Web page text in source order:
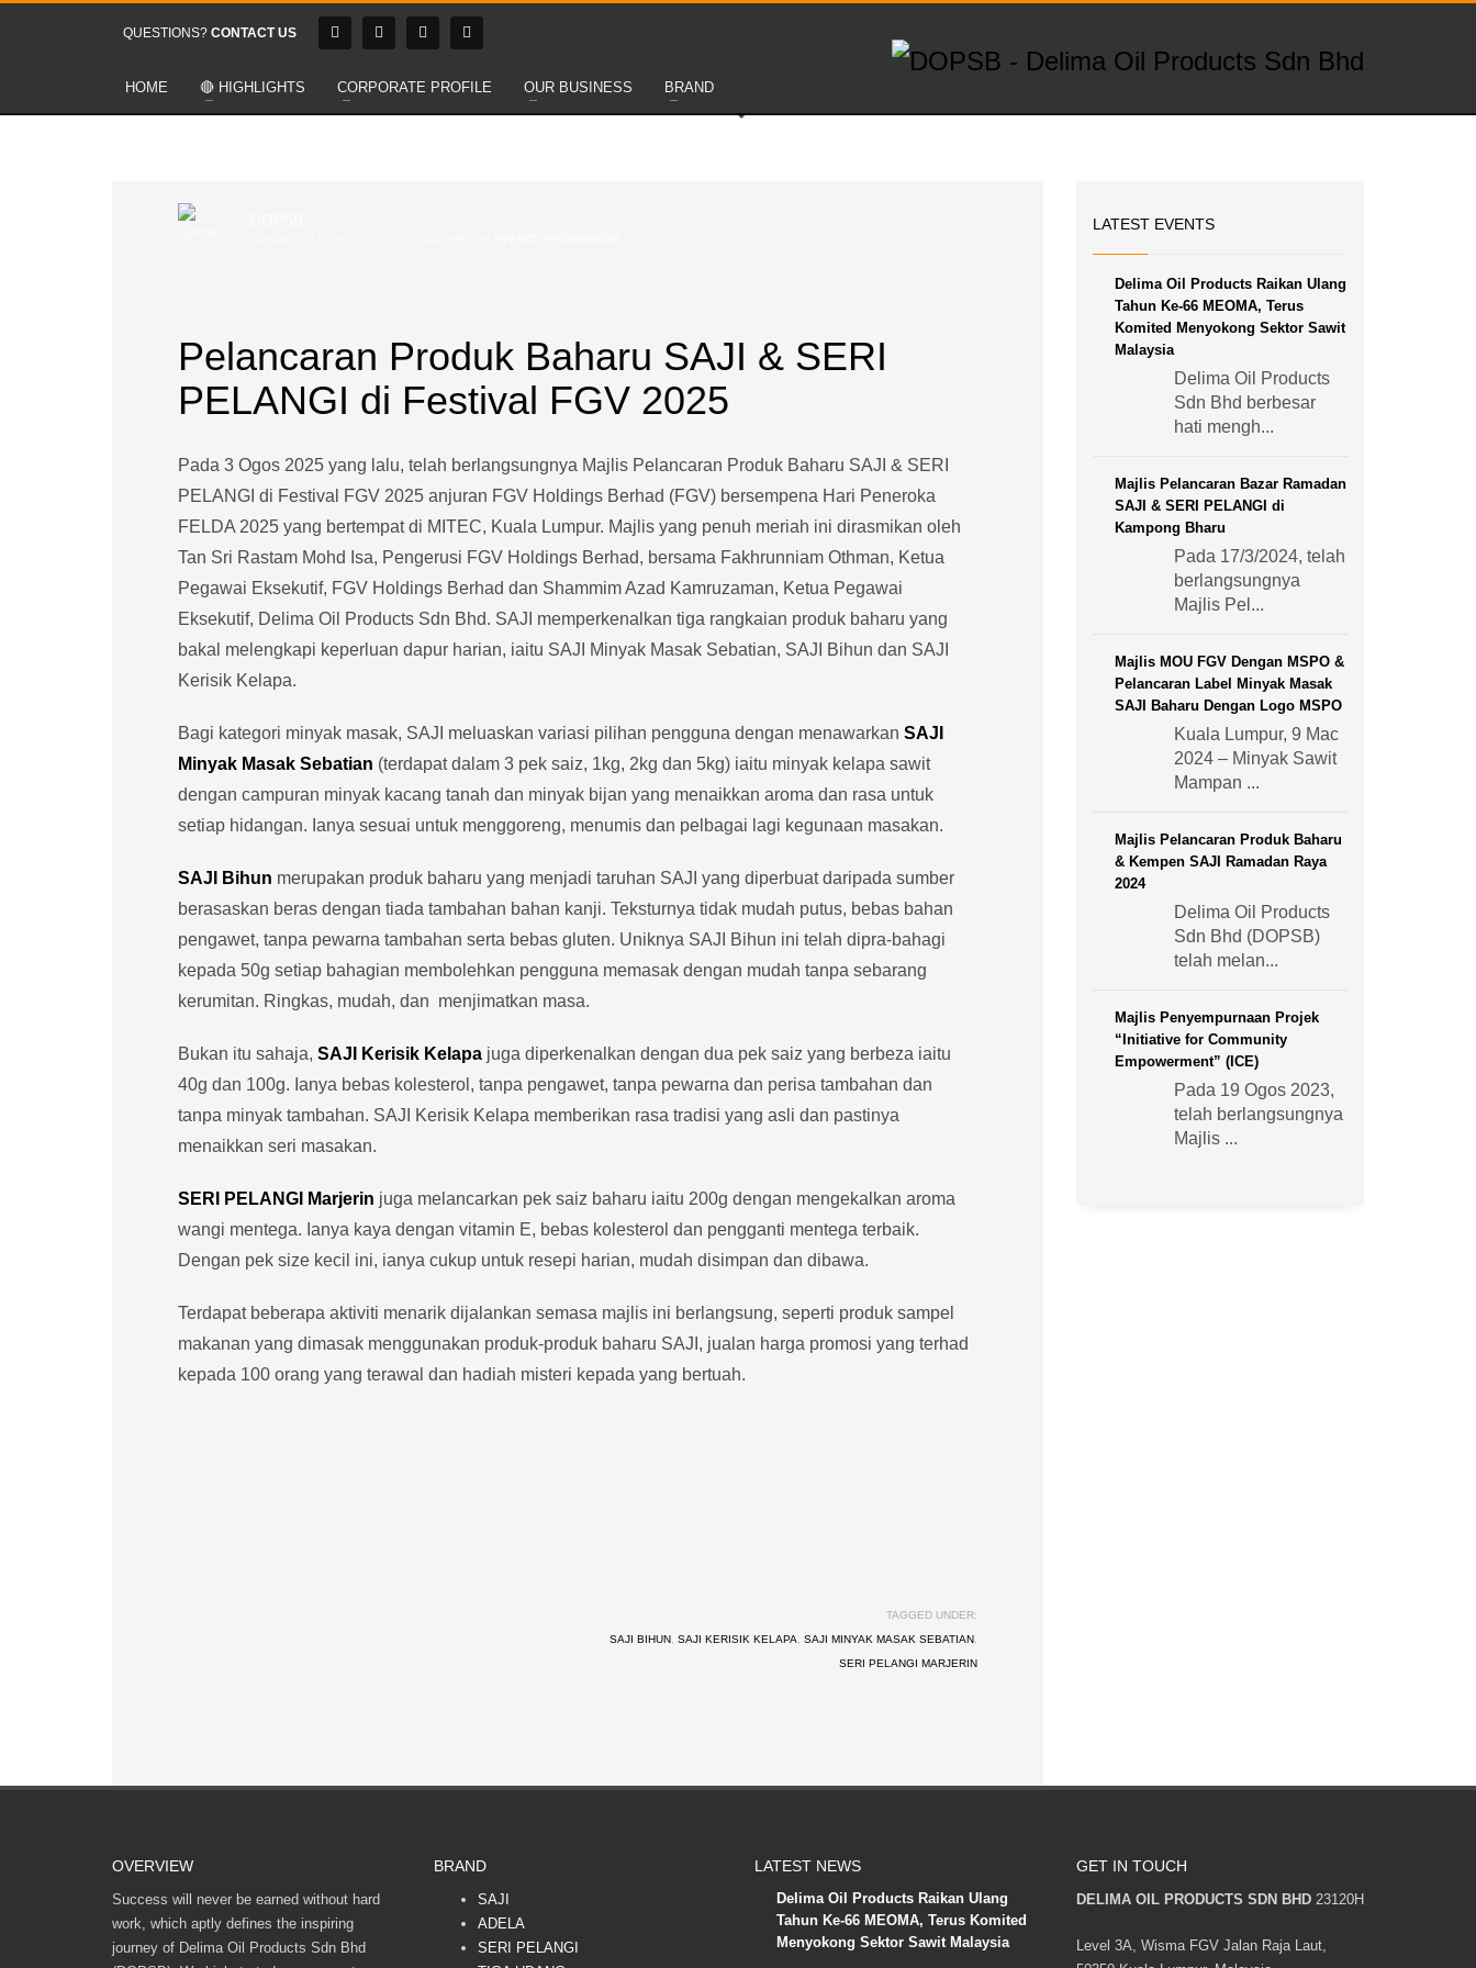
QUESTIONS? CONTACT US
HOME 🔴 HIGHLIGHTS CORPORATE PROFILE OUR BUSINESS BRAND
Pelancaran Produk Baharu SAJI & SERI
PELANGI di Festival FGV 2025
Pada 3 Ogos 2025 yang lalu, telah berlangsungnya Majlis Pelancaran Produk Baharu SAJI & SERI
PELANGI di Festival FGV 2025 anjuran FGV Holdings Berhad (FGV) bersempena Hari Peneroka
FELDA 2025 yang bertempat di MITEC, Kuala Lumpur. Majlis yang penuh meriah ini dirasmikan oleh
Tan Sri Rastam Mohd Isa, Pengerusi FGV Holdings Berhad, bersama Fakhrunniam Othman, Ketua
Pegawai Eksekutif, FGV Holdings Berhad dan Shammim Azad Kamruzaman, Ketua Pegawai
Eksekutif, Delima Oil Products Sdn Bhd. SAJI memperkenalkan tiga rangkaian produk baharu yang
bakal melengkapi keperluan dapur harian, iaitu SAJI Minyak Masak Sebatian, SAJI Bihun dan SAJI
Kerisik Kelapa.
Bagi kategori minyak masak, SAJI meluaskan variasi pilihan pengguna dengan menawarkan SAJI
Minyak Masak Sebatian (terdapat dalam 3 pek saiz, 1kg, 2kg dan 5kg) iaitu minyak kelapa sawit
dengan campuran minyak kacang tanah dan minyak bijan yang menaikkan aroma dan rasa untuk
setiap hidangan. Ianya sesuai untuk menggoreng, menumis dan pelbagai lagi kegunaan masakan.
SAJI Bihun merupakan produk baharu yang menjadi taruhan SAJI yang diperbuat daripada sumber
berasaskan beras dengan tiada tambahan bahan kanji. Teksturnya tidak mudah putus, bebas bahan
pengawet, tanpa pewarna tambahan serta bebas gluten. Uniknya SAJI Bihun ini telah dipra-bahagi
kepada 50g setiap bahagian membolehkan pengguna memasak dengan mudah tanpa sebarang
kerumitan. Ringkas, mudah, dan menjimatkan masa.
Bukan itu sahaja, SAJI Kerisik Kelapa juga diperkenalkan dengan dua pek saiz yang berbeza iaitu
40g dan 100g. Ianya bebas kolesterol, tanpa pengawet, tanpa pewarna dan perisa tambahan dan
tanpa minyak tambahan. SAJI Kerisik Kelapa memberikan rasa tradisi yang asli dan pastinya
menaikkan seri masakan.
SERI PELANGI Marjerin juga melancarkan pek saiz baharu iaitu 200g dengan mengekalkan aroma
wangi mentega. Ianya kaya dengan vitamin E, bebas kolesterol dan pengganti mentega terbaik.
Dengan pek size kecil ini, ianya cukup untuk resepi harian, mudah disimpan dan dibawa.
Terdapat beberapa aktiviti menarik dijalankan semasa majlis ini berlangsung, seperti produk sampel
makanan yang dimasak menggunakan produk-produk baharu SAJI, jualan harga promosi yang terhad
kepada 100 orang yang terawal dan hadiah misteri kepada yang bertuah.
TAGGED UNDER:
SAJI BIHUN, SAJI KERISIK KELAPA SAJI MINYAK MASAK SEBATIAN,
SERI PELANGI MARJERIN
LATEST EVENTS
Delima Oil Products Raikan Ulang
Tahun Ke-66 MEOMA, Terus
Komited Menyokong Sektor Sawit
Malaysia
Delima Oil Products
Sdn Bhd berbesar
hati mengh...
Majlis Pelancaran Bazar Ramadan
SAJI & SERI PELANGI di
Kampong Bharu
Pada 17/3/2024, telah
berlangsungnya
Majlis Pel...
Majlis MOU FGV Dengan MSPO &
Pelancaran Label Minyak Masak
SAJI Baharu Dengan Logo MSPO
Kuala Lumpur, 9 Mac
2024 – Minyak Sawit
Mampan ...
Majlis Pelancaran Produk Baharu
& Kempen SAJI Ramadan Raya
2024
Delima Oil Products
Sdn Bhd (DOPSB)
telah melan...
Majlis Penyempurnaan Projek
“Initiative for Community
Empowerment” (ICE)
Pada 19 Ogos 2023,
telah berlangsungnya
Majlis ...
OVERVIEW
Success will never be earned without hard
work, which aptly defines the inspiring
journey of Delima Oil Products Sdn Bhd
BRAND
SAJI
ADELA
SERI PELANGI
LATEST NEWS
Delima Oil Products Raikan Ulang
Tahun Ke-66 MEOMA, Terus Komited
Menyokong Sektor Sawit Malaysia
GET IN TOUCH
DELIMA OIL PRODUCTS SDN BHD 23120H
Level 3A, Wisma FGV Jalan Raja Laut,